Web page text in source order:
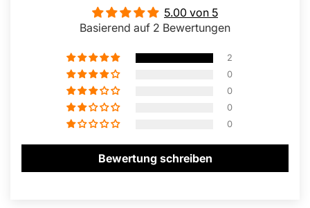
5.00 von 5
Basierend auf 2 Bewertungen
2
0
0
0
0
Bewertung schreiben